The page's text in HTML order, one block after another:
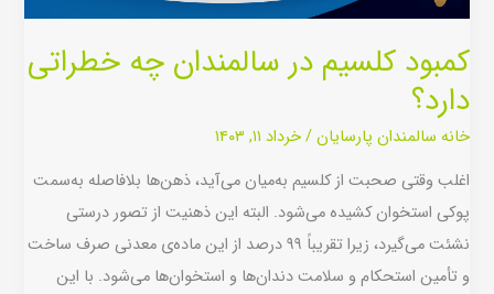
کمبود کلسیم در سالمندان چه خطراتی
دارد؟
خانه سالمندان پارسایان/خرداد ۱۱, ۱۴۰۳
اغلب وقتی صحبت از کلسیم به‌میان می‌آید، ذهن‌ها بلافاصله به‌سمت
پوکی استخوان کشیده می‌شود. البته این ذهنیت از تصور درستی
نشئت می‌گیرد، زیرا تقریباً ۹۹ درصد از این ماده‌ی معدنی صرف ساخت
و تأمین استحکام و سلامت دندان‌ها و استخوان‌ها می‌شود. با این